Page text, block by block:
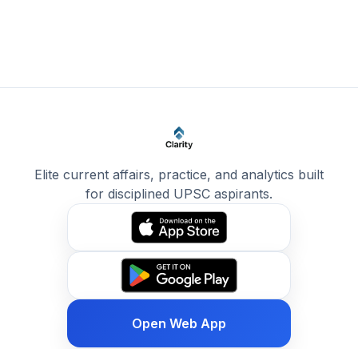
Elite current affairs, practice, and analytics built
for disciplined UPSC aspirants.
Open Web App